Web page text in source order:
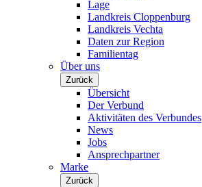
Lage
Landkreis Cloppenburg
Landkreis Vechta
Daten zur Region
Familientag
Über uns
Zurück
Übersicht
Der Verbund
Aktivitäten des Verbundes
News
Jobs
Ansprechpartner
Marke
Zurück